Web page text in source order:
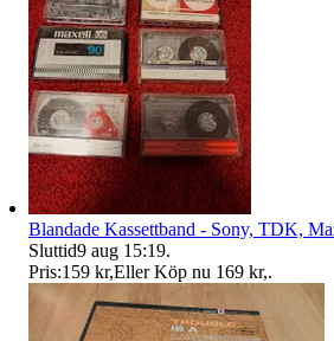
Blandade Kassettband - Sony, TDK,
Sluttid9 aug 15:19.
Pris:159 kr,Eller Köp nu 169 kr,.